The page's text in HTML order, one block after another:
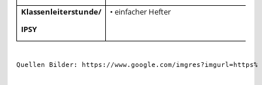
Klassenleiterstunde/
IPSY
• einfacher Hefter
Quellen Bilder: https://www.google.com/